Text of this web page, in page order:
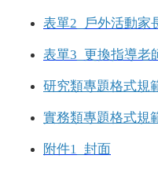
表單2_戶外活動家
表單3_更換指導老
研究類專題格式規
實務類專題格式規
附件1_封面